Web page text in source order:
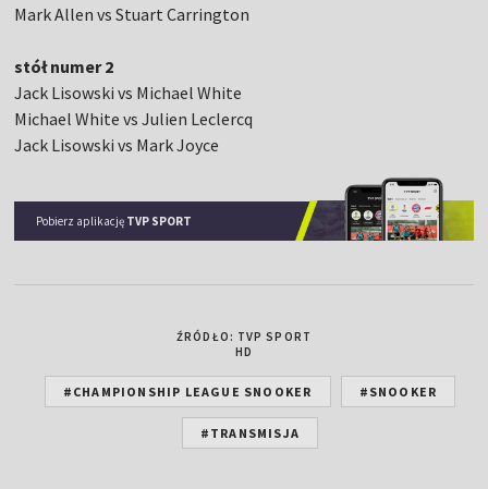
Mark Allen vs Stuart Carrington
stół numer 2
Jack Lisowski vs Michael White
Michael White vs Julien Leclercq
Jack Lisowski vs Mark Joyce
Pobierz aplikację TVP SPORT
ŹRÓDŁO: TVP SPORT
HD
#CHAMPIONSHIP LEAGUE SNOOKER #SNOOKER
#TRANSMISJA